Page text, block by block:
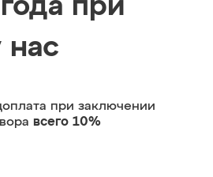
при
нас
при заключении
всего 10%